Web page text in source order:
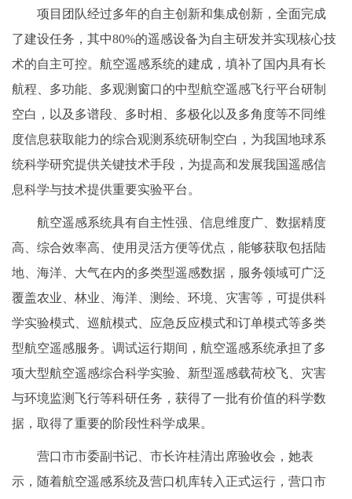
项目团队经过多年的自主创新和集成创新，全面完成
了建设任务，其中80%的遥感设备为自主研发并实现核心技
术的自主可控。航空遥感系统的建成，填补了国内具有长
航程、多功能、多观测窗口的中型航空遥感飞行平台研制
空白，以及多谱段、多时相、多极化以及多角度等不同维
度信息获取能力的综合观测系统研制空白，为我国地球系
统科学研究提供关键技术手段，为提高和发展我国遥感信
息科学与技术提供重要实验平台。
航空遥感系统具有自主性强、信息维度广、数据精度
高、综合效率高、使用灵活方便等优点，能够获取包括陆
地、海洋、大气在内的多类型遥感数据，服务领域可广泛
覆盖农业、林业、海洋、测绘、环境、灾害等，可提供科
学实验模式、巡航模式、应急反应模式和订单模式等多类
型航空遥感服务。调试运行期间，航空遥感系统承担了多
项大型航空遥感综合科学实验、新型遥感载荷校飞、灾害
与环境监测飞行等科研任务，获得了一批有价值的科学数
据，取得了重要的阶段性科学成果。
营口市市委副书记、市长许桂清出席验收会，她表
示，随着航空遥感系统及营口机库转入正式运行，营口市